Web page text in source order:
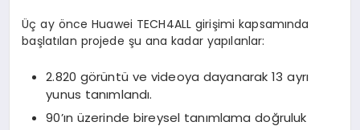
Üç ay önce Huawei TECH4ALL girişimi kapsamında
başlatılan projede şu ana kadar yapılanlar:
2.820 görüntü ve videoya dayanarak 13 ayrı
yunus tanımlandı.
90’ın üzerinde bireysel tanımlama doğruluk